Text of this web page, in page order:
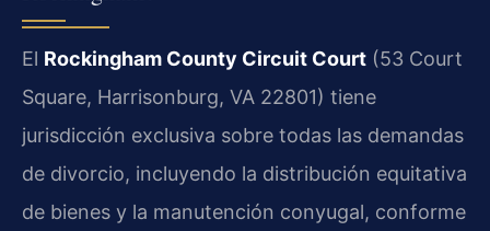
El Rockingham County Circuit Court (53 Court
Square, Harrisonburg, VA 22801) tiene
jurisdicción exclusiva sobre todas las demandas
de divorcio, incluyendo la distribución equitativa
de bienes y la manutención conyugal, conforme